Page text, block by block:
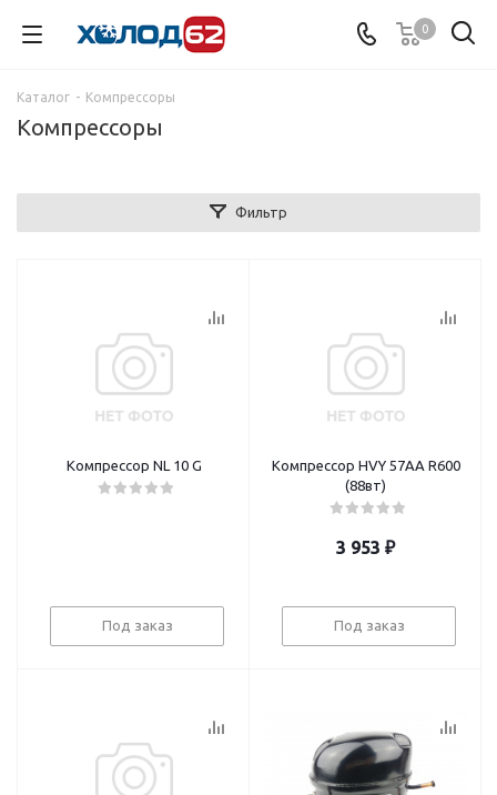
0
Каталог - Компрессоры
Компрессоры
Фильтр
Компрессор NL 10 G
Под заказ
Компрессор НVY 57AA R600
(88вт)
3 953 ₽
Под заказ